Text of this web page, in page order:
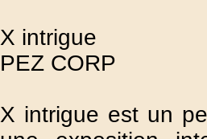
X intrigue
PEZ CORP
X intrigue est un